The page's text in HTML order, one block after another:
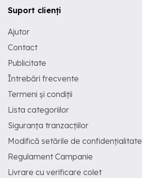
Suport clienți
Ajutor
Contact
Publicitate
Întrebări frecvente
Termeni și condiții
Lista categoriilor
Siguranța tranzacțiilor
Modifică setările de confidențialitate
Regulament Campanie
Livrare cu verificare colet